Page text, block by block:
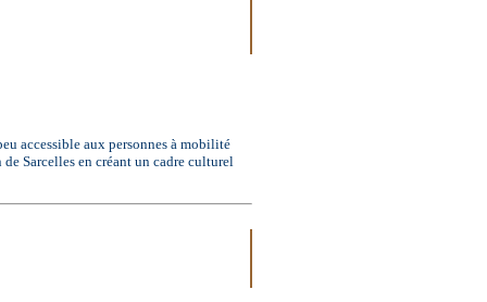
accessible aux personnes à mobilité
Sarcelles en créant un cadre culturel